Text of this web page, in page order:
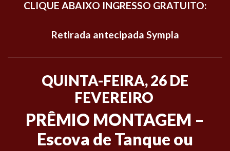
CLIQUE ABAIXO INGRESSO GRATUITO:
Retirada antecipada Sympla
QUINTA-FEIRA, 26 DE
FEVEREIRO
PRÊMIO MONTAGEM –
Escova de Tanque ou